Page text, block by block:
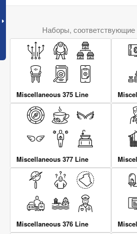
Наборы,
Miscellaneous 375 Line
Miscellaneous 377 Line
Miscellaneous 376 Line